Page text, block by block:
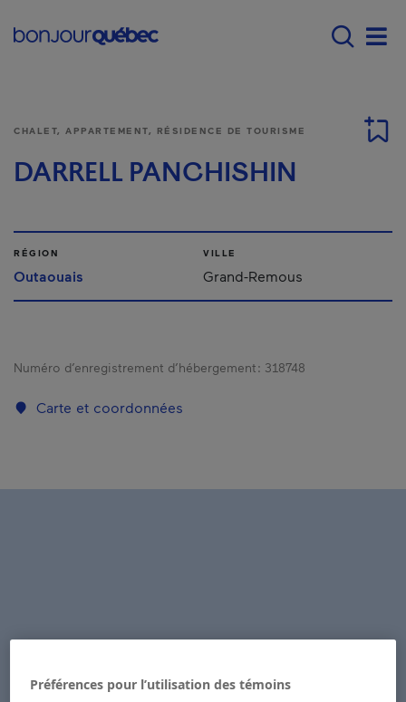
Main navigation -
CHALET, APPARTEMENT, RÉSIDENCE DE TOURISME
DARRELL PANCHISHIN
RÉGION
Outaouais
VILLE
Grand-Remous
Numéro d’enregistrement d’hébergement : 318748
Carte et coordonnées
Préférences pour l’utilisation des témoins